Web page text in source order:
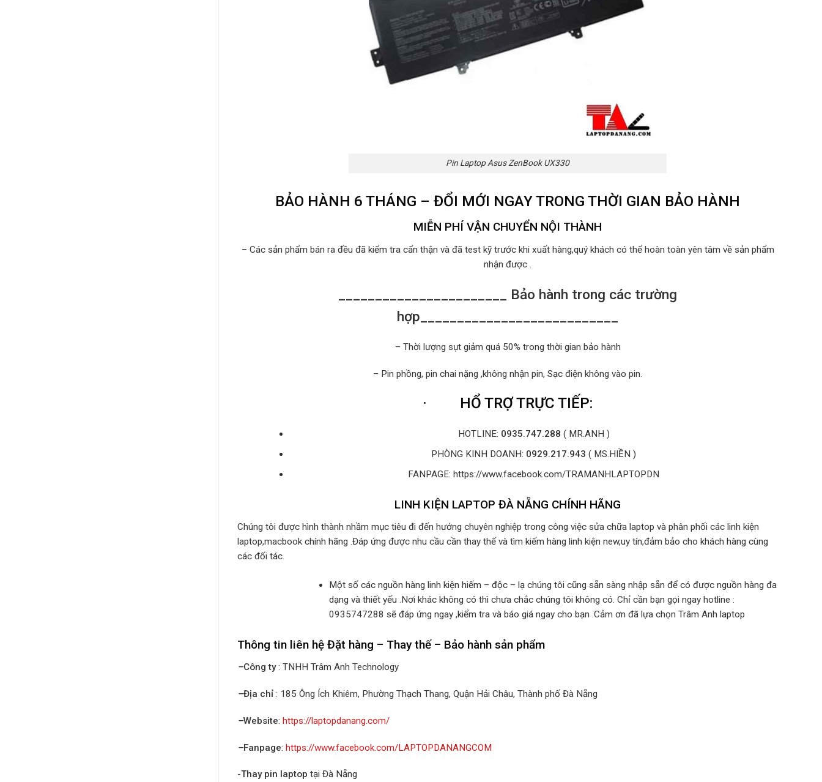
Pin Laptop Asus ZenBook UX330
BẢO HÀNH 6 THÁNG – ĐỔI MỚI NGAY TRONG THỜI GIAN BẢO HÀNH
MIỄN PHÍ VẬN CHUYỂN NỘI THÀNH
– Các sản phẩm bán ra đều đã kiểm tra cẩn thận và đã test kỹ trước khi xuất hàng,quý khách có thể hoàn toàn yên tâm về sản phẩm
nhận được .
_______________________ Bảo hành trong các trường
hợp___________________________
– Thời lượng sụt giảm quá 50% trong thời gian bảo hành
– Pin phồng, pin chai nặng ,không nhận pin, Sạc điện không vào pin.
· HỔ TRỢ TRỰC TIẾP:
HOTLINE: 0935.747.288 ( MR.ANH )
PHÒNG KINH DOANH: 0929.217.943 ( MS.HIỀN )
FANPAGE: https://www.facebook.com/TRAMANHLAPTOPDN
LINH KIỆN LAPTOP ĐÀ NẴNG CHÍNH HÃNG
Chúng tôi được hình thành nhầm mục tiêu đi đến hướng chuyên nghiệp trong công việc sửa chữa laptop và phân phối các linh kiện
laptop,macbook chính hãng .Đáp ứng được nhu cầu cần thay thế và tìm kiếm hàng linh kiện new,uy tín,đảm bảo cho khách hàng cùng
các đối tác.
Một số các nguồn hàng linh kiện hiếm – độc – lạ chúng tôi cũng sẵn sàng nhập sẵn để có được nguồn hàng đa
dạng và thiết yếu .Nơi khác không có thì chưa chắc chúng tôi không có. Chỉ cần bạn gọi ngay hotline :
0935747288 sẽ đáp ứng ngay ,kiểm tra và báo giá ngay cho bạn .Cảm ơn đã lựa chọn Trâm Anh laptop
Thông tin liên hệ Đặt hàng – Thay thế – Bảo hành sản phẩm
–Công ty: TNHH Trâm Anh Technology
–Địa chỉ : 185 Ông Ích Khiêm, Phường Thạch Thang, Quận Hải Châu, Thành phố Đà Nẵng
–Website: https://laptopdanang.com/
–Fanpage: https://www.facebook.com/LAPTOPDANANGCOM
-Thay pin laptop tại Đà Nẵng